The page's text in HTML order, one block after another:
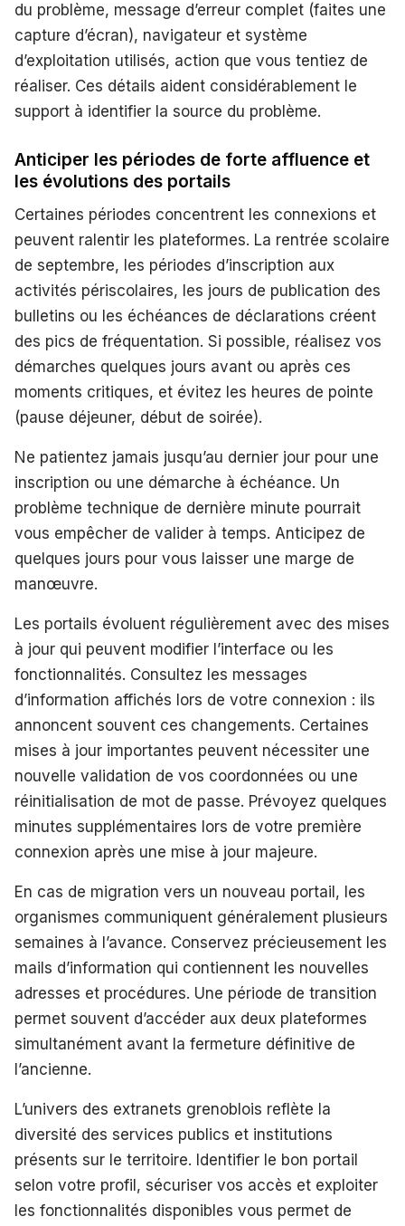
du problème, message d’erreur complet (faites une
capture d’écran), navigateur et système
d’exploitation utilisés, action que vous tentiez de
réaliser. Ces détails aident considérablement le
support à identifier la source du problème.
Anticiper les périodes de forte affluence et
les évolutions des portails
Certaines périodes concentrent les connexions et
peuvent ralentir les plateformes. La rentrée scolaire
de septembre, les périodes d’inscription aux
activités périscolaires, les jours de publication des
bulletins ou les échéances de déclarations créent
des pics de fréquentation. Si possible, réalisez vos
démarches quelques jours avant ou après ces
moments critiques, et évitez les heures de pointe
(pause déjeuner, début de soirée).
Ne patientez jamais jusqu’au dernier jour pour une
inscription ou une démarche à échéance. Un
problème technique de dernière minute pourrait
vous empêcher de valider à temps. Anticipez de
quelques jours pour vous laisser une marge de
manœuvre.
Les portails évoluent régulièrement avec des mises
à jour qui peuvent modifier l’interface ou les
fonctionnalités. Consultez les messages
d’information affichés lors de votre connexion : ils
annoncent souvent ces changements. Certaines
mises à jour importantes peuvent nécessiter une
nouvelle validation de vos coordonnées ou une
réinitialisation de mot de passe. Prévoyez quelques
minutes supplémentaires lors de votre première
connexion après une mise à jour majeure.
En cas de migration vers un nouveau portail, les
organismes communiquent généralement plusieurs
semaines à l’avance. Conservez précieusement les
mails d’information qui contiennent les nouvelles
adresses et procédures. Une période de transition
permet souvent d’accéder aux deux plateformes
simultanément avant la fermeture définitive de
l’ancienne.
L’univers des extranets grenoblois reflète la
diversité des services publics et institutions
présents sur le territoire. Identifier le bon portail
selon votre profil, sécuriser vos accès et exploiter
les fonctionnalités disponibles vous permet de